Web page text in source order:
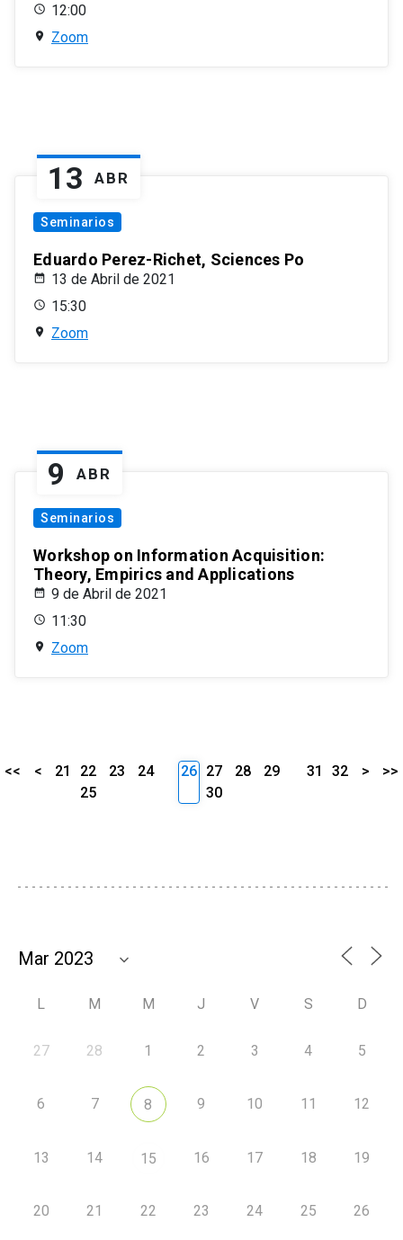
12:00
Zoom
13 ABR
Seminarios
Eduardo Perez-Richet, Sciences Po
13 de Abril de 2021
15:30
Zoom
9 ABR
Seminarios
Workshop on Information Acquisition:
Theory, Empirics and Applications
9 de Abril de 2021
11:30
Zoom
<< < 21 22 23
24
25
26 27 28
29
30
31 32 > >>
L M M J V S D
27 28 1 2 3 4 5
6 7 8 9 10 11 12
13 14 15 16 17 18 19
20 21 22 23 24 25 26